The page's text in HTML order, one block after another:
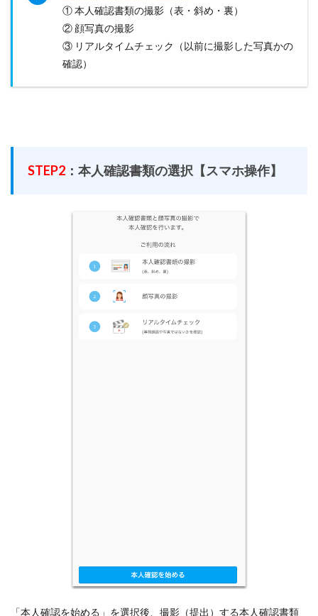
① 本人確認書類の撮影（表・斜め・裏）
② 顔写真の撮影
③ リアルタイムチェック（以前に撮影した写真かの
確認）
STEP2 ：本人確認書類の選択【スマホ操作】
「本人確認を始める」を選択後、撮影（提出）する本人確認書類